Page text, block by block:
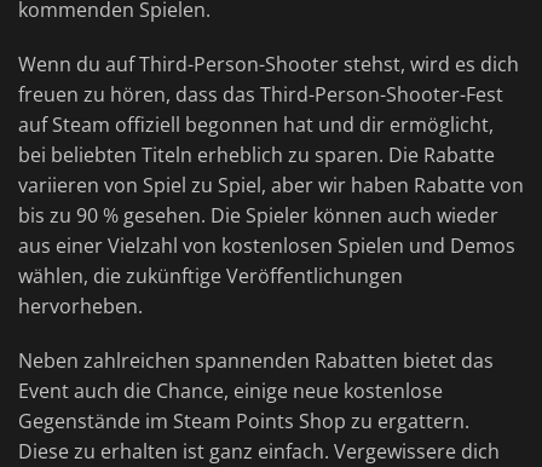
kommenden Spielen.
Wenn du auf Third-Person-Shooter stehst, wird es dich
freuen zu hören, dass das Third-Person-Shooter-Fest
auf Steam offiziell begonnen hat und dir ermöglicht,
bei beliebten Titeln erheblich zu sparen. Die Rabatte
variieren von Spiel zu Spiel, aber wir haben Rabatte von
bis zu 90 % gesehen. Die Spieler können auch wieder
aus einer Vielzahl von kostenlosen Spielen und Demos
wählen, die zukünftige Veröffentlichungen
hervorheben.
Neben zahlreichen spannenden Rabatten bietet das
Event auch die Chance, einige neue kostenlose
Gegenstände im Steam Points Shop zu ergattern.
Diese zu erhalten ist ganz einfach. Vergewissere dich